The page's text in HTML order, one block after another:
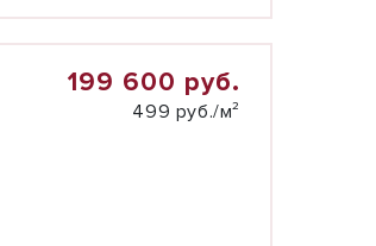
199 600 руб.
499 руб./м²